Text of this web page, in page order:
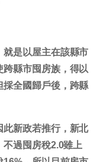
就是以屋主在該縣市
縣市囤房族，得以
採全國歸戶後，跨縣
此新政若推行，新北
過囤房稅2.0雖上